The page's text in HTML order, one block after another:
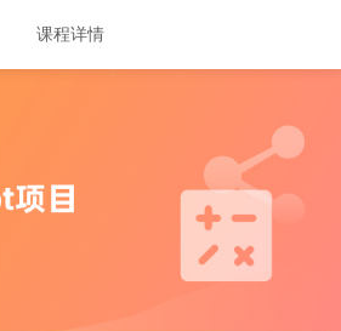
课程详情